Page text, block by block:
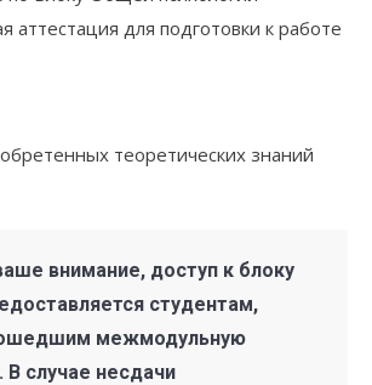
аттестация для подготовки к работе
теоретических знаний
внимание, доступ к блоку
студентам,
межмодульную
В случае несдачи